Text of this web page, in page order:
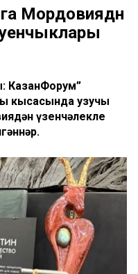
Мордовиядән
КазанФорум”
кысасында узучы
үзенчәлекле